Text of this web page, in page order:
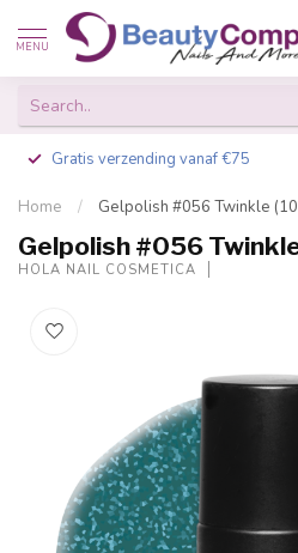
MENU
Gratis verzending vanaf €75
Home / Gelpolish #056 Twinkle
Gelpolish #056
HOLA NAIL COSMETICA